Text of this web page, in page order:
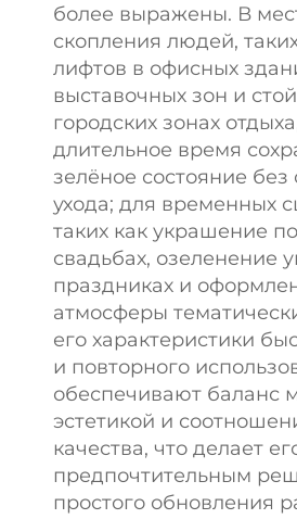
более выражены. В
скопления людей,
лифтов в офисных
выставочных зон и
городских зонах
длительное время
зелёное состояние без
ухода; для временных
таких как украшение
свадьбах, озеленение
праздниках и
атмосферы
его характеристики
и повторного
обеспечивают баланс
эстетикой и
качества, что делает
предпочтительным
простого обновления